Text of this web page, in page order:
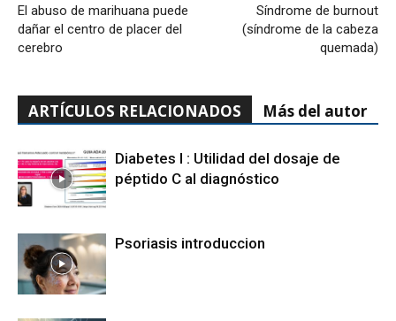
El abuso de marihuana puede
dañar el centro de placer del
cerebro
Síndrome de burnout
(síndrome de la cabeza
quemada)
ARTÍCULOS RELACIONADOS Más del autor
Diabetes I : Utilidad del dosaje de
péptido C al diagnóstico
Psoriasis introduccion